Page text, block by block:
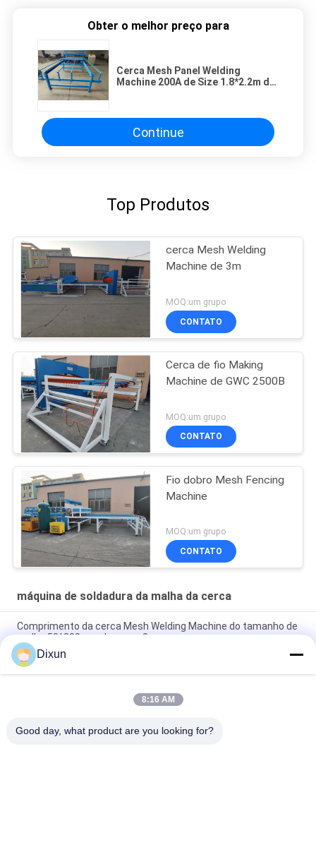
Obter o melhor preço para
Cerca Mesh Panel Welding
Machine 200A de Size 1.8*2.2m da
Continue
Top Produtos
cerca Mesh Welding
Machine de 3m
MOQ:um grupo
CONTATO
Cerca de fio Making
Machine de GWC 2500B
MOQ:um grupo
CONTATO
Fio dobro Mesh Fencing
Machine
MOQ:um grupo
CONTATO
máquina de soldadura da malha da cerca
Comprimento da cerca Mesh Welding Machine do tamanho de
malha 50*200mm da cerca 3m
Tamanho da malha 50*50mm Máquina de soldadura de malha
de vedação de 3 mm de fio galvanizado
Capacidade de dobragem online 60 Pcs / hora Tamanho da
Dixun
8:16 AM
Good day, what product are you looking for?